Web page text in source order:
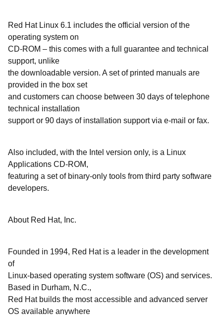
Red Hat Linux 6.1 includes the official version of the
operating system on
CD-ROM – this comes with a full guarantee and technical
support, unlike
the downloadable version. A set of printed manuals are
provided in the box set
and customers can choose between 30 days of telephone
technical installation
support or 90 days of installation support via e-mail or fax.
Also included, with the Intel version only, is a Linux
Applications CD-ROM,
featuring a set of binary-only tools from third party software
developers.
About Red Hat, Inc.
Founded in 1994, Red Hat is a leader in the development
of
Linux-based operating system software (OS) and services.
Based in Durham, N.C.,
Red Hat builds the most accessible and advanced server
OS available anywhere